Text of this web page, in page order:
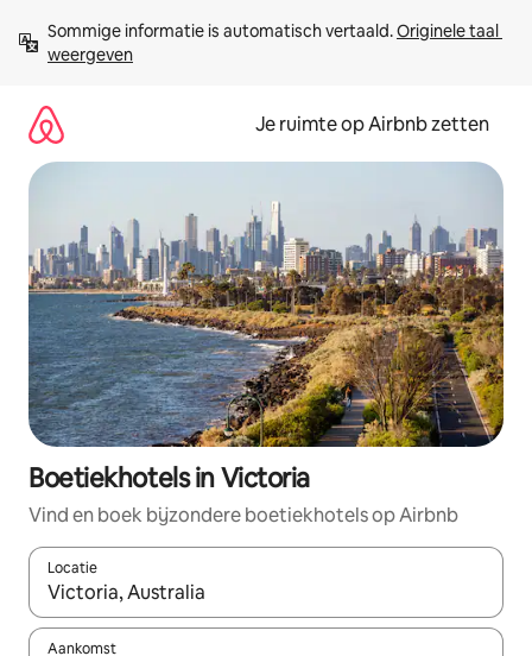
direct
naar
Sommige informatie is automatisch vertaald. Originele taal
weergeven
Je ruimte op Airbnb zetten
Boetiekhotels in Victoria
Vind en boek bijzondere boetiekhotels op Airbnb
Locatie
Wanneer er suggesties beschikbaar zijn, maak je een keuze
Aankomst